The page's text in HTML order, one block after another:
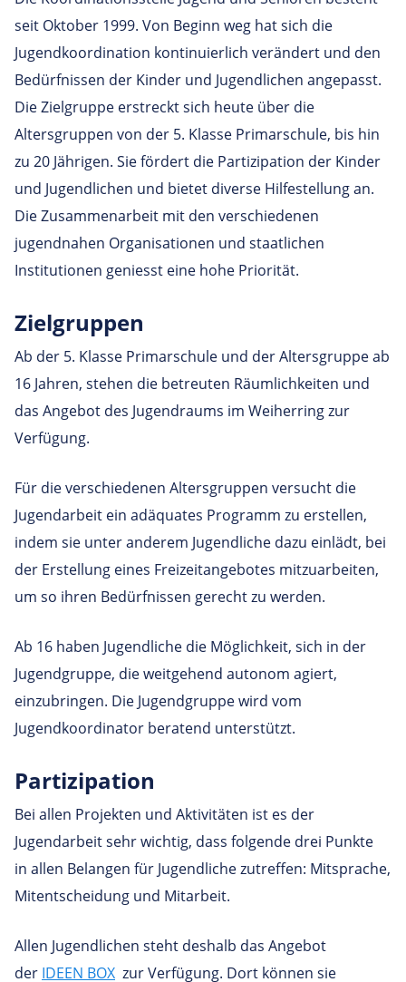
seit Oktober 1999. Von Beginn weg hat sich die
Jugendkoordination kontinuierlich verändert und den
Bedürfnissen der Kinder und Jugendlichen angepasst.
Die Zielgruppe erstreckt sich heute über die
Altersgruppen von der 5. Klasse Primarschule, bis hin
zu 20 Jährigen. Sie fördert die Partizipation der Kinder
und Jugendlichen und bietet diverse Hilfestellung an.
Die Zusammenarbeit mit den verschiedenen
jugendnahen Organisationen und staatlichen
Institutionen geniesst eine hohe Priorität.
Ziel­gruppen
Ab der 5. Klasse Primarschule und der Altersgruppe ab
16 Jahren, stehen die betreuten Räumlichkeiten und
das Angebot des Jugendraums im Weiherring zur
Verfügung.
Für die verschiedenen Altersgruppen versucht die
Jugendarbeit ein adäquates Programm zu erstellen,
indem sie unter anderem Jugendliche dazu einlädt, bei
der Erstellung eines Freizeitangebotes mitzuarbeiten,
um so ihren Bedürfnissen gerecht zu werden.
Ab 16 haben Jugendliche die Möglichkeit, sich in der
Jugendgruppe, die weitgehend autonom agiert,
einzubringen. Die Jugendgruppe wird vom
Jugendkoordinator beratend unterstützt.
Partizipation
Bei allen Projekten und Aktivitäten ist es der
Jugendarbeit sehr wichtig, dass folgende drei Punkte
in allen Belangen für Jugendliche zutreffen: Mitsprache,
Mitentscheidung und Mitarbeit.
Allen Jugendlichen steht deshalb das Angebot
der IDEEN BOX zur Verfügung. Dort können sie